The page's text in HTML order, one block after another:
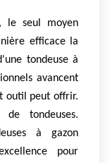
le seul moyen
efficace la
tondeuse à
avancent
outil peut offrir.
tondeuses.
à gazon
pour